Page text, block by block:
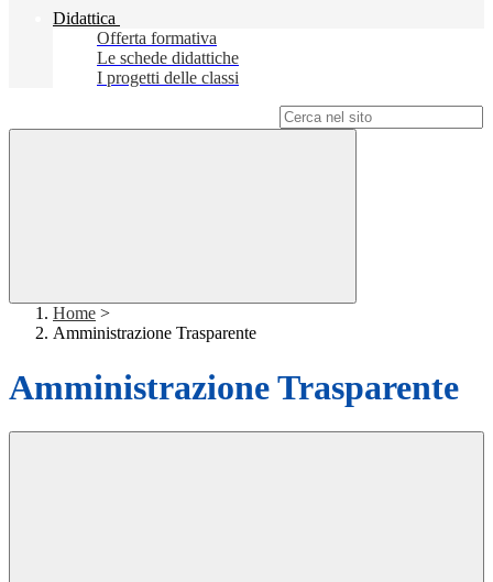
Didattica
Offerta formativa
Le schede didattiche
I progetti delle classi
Home >
Amministrazione Trasparente
Amministrazione Trasparente